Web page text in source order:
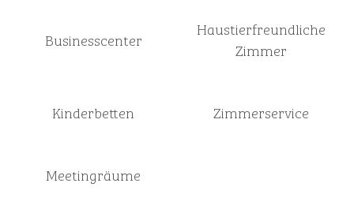
Business­center
Haustier­freundliche
Zimmer
Kinderbetten Zimmer­service
Meeting­räume